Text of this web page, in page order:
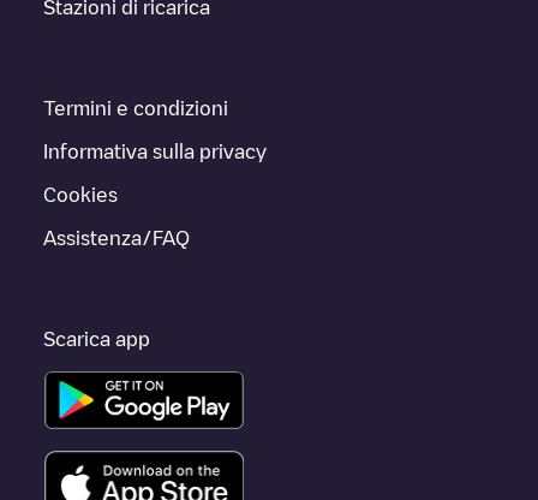
Stazioni di ricarica
Termini e condizioni
Informativa sulla privacy
Cookies
Assistenza/FAQ
Scarica app